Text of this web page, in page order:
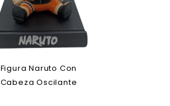
Figura Naruto Con
Cabeza Oscilante